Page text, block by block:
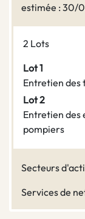
estimée : 30/
2 Lots
Lot 1
Entretien des
Lot 2
Entretien des
pompiers
Secteurs
Services de